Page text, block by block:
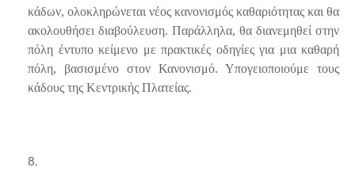
κάδων, ολοκληρώνεται νέος κανονισμός καθαριότητας και θα
ακολουθήσει διαβούλευση. Παράλληλα, θα διανεμηθεί στην
πόλη έντυπο κείμενο με πρακτικές οδηγίες για μια καθαρή
πόλη, βασισμένο στον Κανονισμό. Υπογειοποιούμε τους
κάδους της Κεντρικής Πλατείας.